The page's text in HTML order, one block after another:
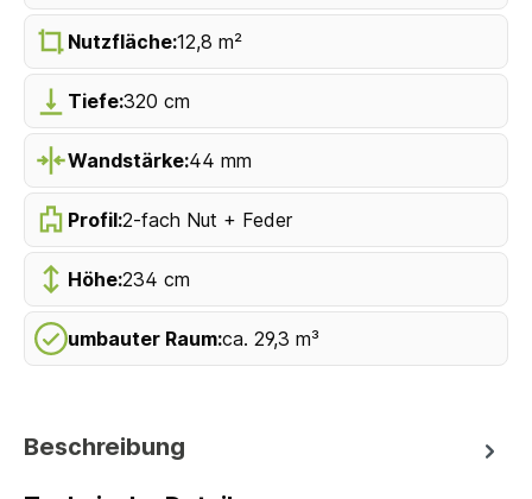
Nutzfläche:12,8 m²
Tiefe:320 cm
Wandstärke:44 mm
Profil:2-fach Nut + Feder
Höhe:234 cm
umbauter Raum:ca. 29,3 m³
Beschreibung